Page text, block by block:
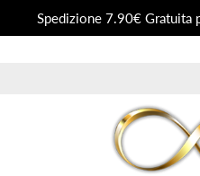
Spedizione 7.90€ Gratuita